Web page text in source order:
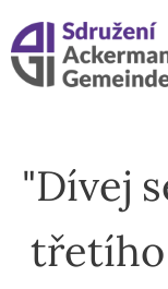
"Dívej
třetího